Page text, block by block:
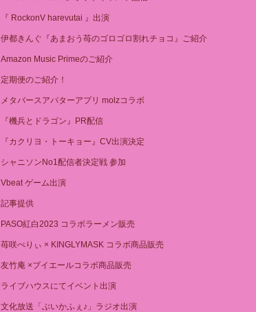
『 RockonV harevutai 』出演
伊都きんぐ『あまおう苺のゴロゴロ割れチョコ』ご紹介
Amazon Music Primeのご紹介
定期便のご紹介！
メタバースアバターアプリ molzコラボ
『機兵とドラゴン』PR配信
『カクリヨ・トーキョー』CV出演決定
シャニソンNo1配信者決定戦 参加
Vbeat ゲーム出演
記事提供
PASO紅白2023 コラボラーメン販売
苺咲べりぃ × KINGLYMASK コラボ商品販売
友竹庵 ×ブイエールコラボ商品販売
ライブハウスにてイベント出演
文化放送「ぶいかふぇ♪」ラジオ出演